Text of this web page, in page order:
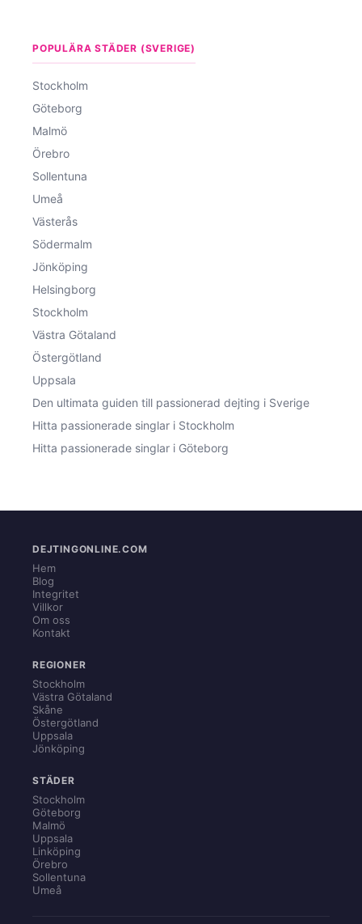
POPULÄRA STÄDER (SVERIGE)
Stockholm
Göteborg
Malmö
Örebro
Sollentuna
Umeå
Västerås
Södermalm
Jönköping
Helsingborg
Stockholm
Västra Götaland
Östergötland
Uppsala
Den ultimata guiden till passionerad dejting i Sverige
Hitta passionerade singlar i Stockholm
Hitta passionerade singlar i Göteborg
DEJTINGONLINE.COM
Hem
Blog
Integritet
Villkor
Om oss
Kontakt
REGIONER
Stockholm
Västra Götaland
Skåne
Östergötland
Uppsala
Jönköping
STÄDER
Stockholm
Göteborg
Malmö
Uppsala
Linköping
Örebro
Sollentuna
Umeå